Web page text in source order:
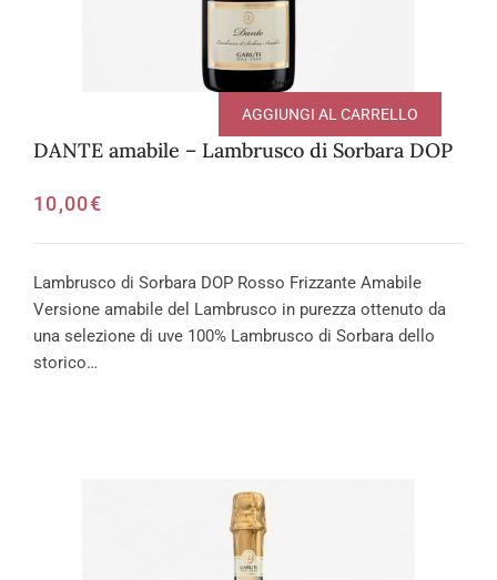
DANTE amabile – Lambrusco di Sorbara DOP
10,00€
AGGIUNGI AL CARRELLO
Lambrusco di Sorbara DOP Rosso Frizzante Amabile
Versione amabile del Lambrusco in purezza ottenuto da
una selezione di uve 100% Lambrusco di Sorbara dello
storico…